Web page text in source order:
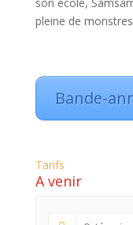
pleine de
Bande-
Tarifs
A venir